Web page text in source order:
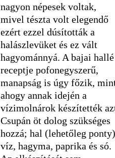
nagyon népesek voltak,
mivel tészta volt elegendő
ezért ezzel dúsították a
halászlevüket és ez vált
hagyománnyá. A bajai hallé
receptje pofonegyszerű,
manapság is úgy főzik,
ahogy annak idején a
vízimolnárok készítették
Csupán öt dolog szükséges
hozzá; hal (lehetőleg
víz, hagyma, paprika és só.